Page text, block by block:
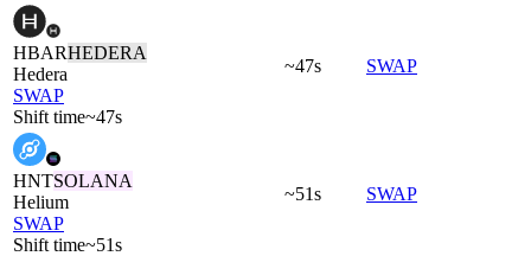
HBARHEDERA
Hedera
SWAP
Shift time~47s
~47s SWAP
HNTSOLANA
Helium
SWAP
Shift time~51s
~51s SWAP